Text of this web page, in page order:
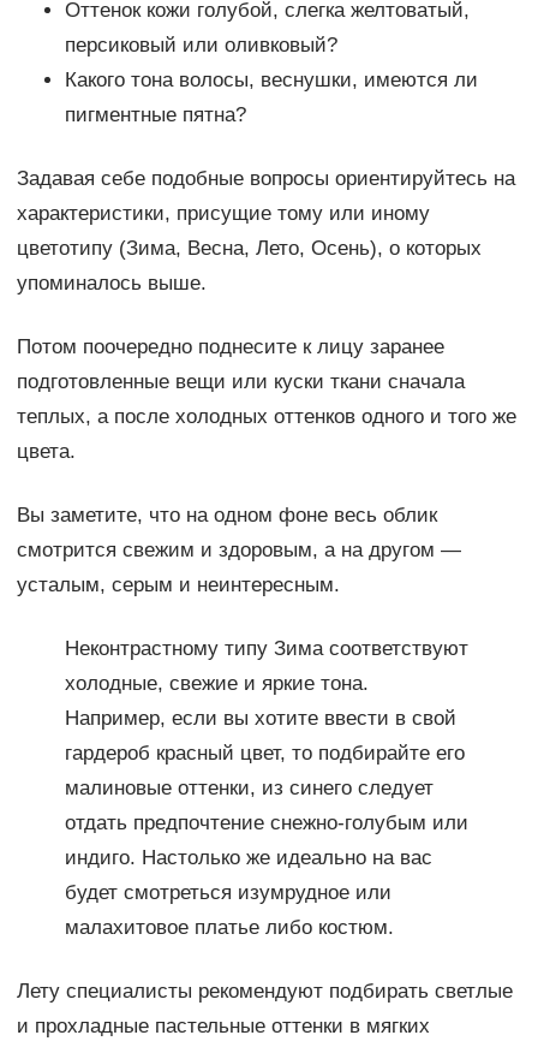
Оттенок кожи голубой, слегка желтоватый,
персиковый или оливковый?
Какого тона волосы, веснушки, имеются ли
пигментные пятна?
Задавая себе подобные вопросы ориентируйтесь на
характеристики, присущие тому или иному
цветотипу (Зима, Весна, Лето, Осень), о которых
упоминалось выше.
Потом поочередно поднесите к лицу заранее
подготовленные вещи или куски ткани сначала
теплых, а после холодных оттенков одного и того же
цвета.
Вы заметите, что на одном фоне весь облик
смотрится свежим и здоровым, а на другом —
усталым, серым и неинтересным.
Неконтрастному типу Зима соответствуют
холодные, свежие и яркие тона.
Например, если вы хотите ввести в свой
гардероб красный цвет, то подбирайте его
малиновые оттенки, из синего следует
отдать предпочтение снежно-голубым или
индиго. Настолько же идеально на вас
будет смотреться изумрудное или
малахитовое платье либо костюм.
Лету специалисты рекомендуют подбирать светлые
и прохладные пастельные оттенки в мягких